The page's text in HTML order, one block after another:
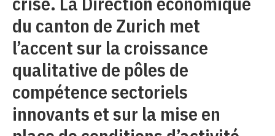
du canton de Zurich met
l’accent sur la croissance
qualitative de pôles de
compétence sectoriels
innovants et sur la mise en